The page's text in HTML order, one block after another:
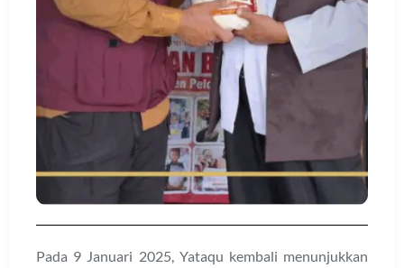
Pada 9 Januari 2025, Yataqu kembali menunjukkan